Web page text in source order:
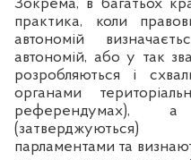
Зокрема, в багатьох
практика, коли
автономій
автономій, або у так
розробляються і
органами
референдумах),
(затверджуються)
парламентами та